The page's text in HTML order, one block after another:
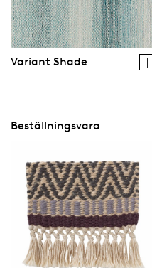
Variant Shade
Beställningsvara